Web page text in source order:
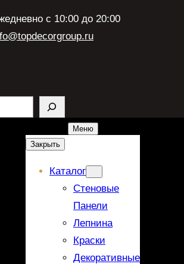
с 10:00 до 20:00
Меню
Закрыть
Каталог
Стеновые
Панели
Лепнина
Краски
Декоративные